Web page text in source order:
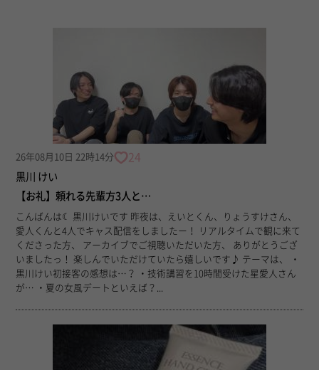
26年08月10日 22時14分 24
黒川 けい
【お礼】頼れる先輩方3人と…
こんばんは☾ 黒川けいです 昨夜は、えいとくん、りょうすけさん、
愛人くんと4人でキャス配信をしましたー！ リアルタイムで観に来て
くださった方、 アーカイブでご視聴いただいた方、 ありがとうござ
いましたっ！ 楽しんでいただけていたら嬉しいです♪ テーマは、 ・
黒川けい初接客の感想は…？ ・技術講習を10時間受けた星愛人さん
が… ・夏の女風デートといえば？...